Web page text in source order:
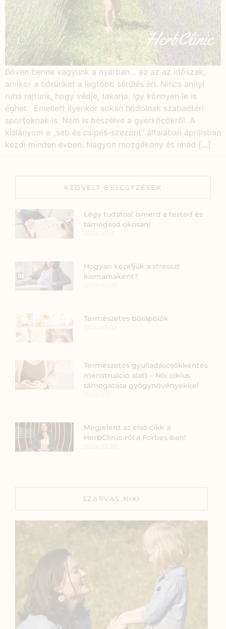
Bőven benne vagyunk a nyárban… ez az az időszak,
amikor a bőrünket a legtöbb sérülés éri. Nincs annyi
ruha rajtunk, hogy védje, takarja, így könnyen le is
éghet. Emellett ilyenkor sokan hódolnak szabadtéri
sportoknak is. Nem is beszélve a gyerkőcökről. A
kislányom a „seb és csípés-szezont” általában áprilisban
kezdi minden évben. Nagyon mozgékony és imád […]
KEDVELT BEJEGYZÉSEK
Légy tudatos! Ismerd a tested és
támogasd okosan!
Hogyan kezeljük a stresszt
kismamaként?
Természetes bőrápolók
Természetes gyulladáscsökkentés
menstruáció alatt – Női ciklus
támogatása gyógynövényekkel
Megjelent az első cikk a
HerbClinic-ről a Forbes-ban!
SZARVAS NIKI